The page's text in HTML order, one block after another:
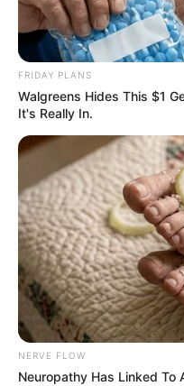
FRIDAY PLANS
Walgreens Hides This $1
It's Really In.
NERVE FLOW
Neuropathy Has Linked To